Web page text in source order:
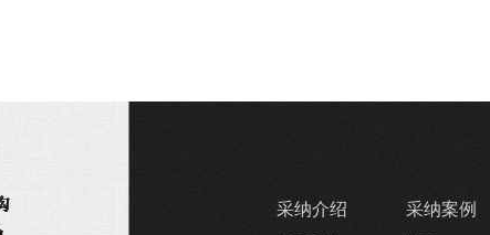
采纳介绍 采纳案例